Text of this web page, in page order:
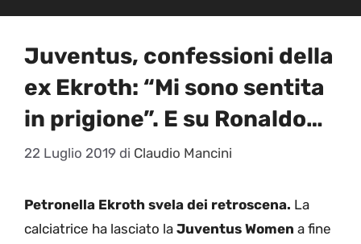
Juventus, confessioni della
ex Ekroth: “Mi sono sentita
in prigione”. E su Ronaldo…
22 Luglio 2019 di Claudio Mancini
Petronella Ekroth svela dei retroscena. La
calciatrice ha lasciato la Juventus Women a fine